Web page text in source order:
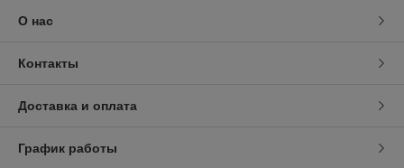
О нас
Контакты
Доставка и оплата
График работы